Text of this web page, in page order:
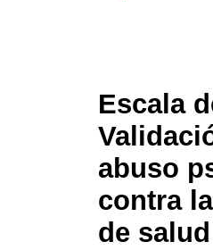
Escala
abuso
contra
de